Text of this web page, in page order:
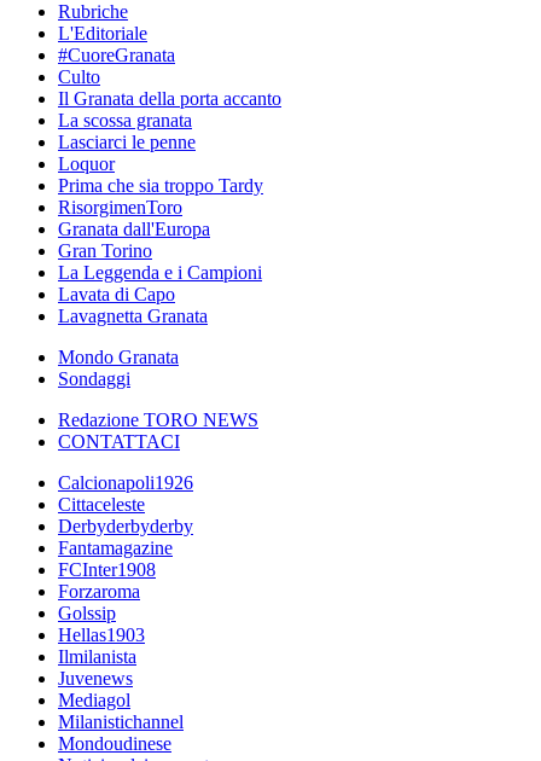
Rubriche
L'Editoriale
#CuoreGranata
Culto
Il Granata della porta accanto
La scossa granata
Lasciarci le penne
Loquor
Prima che sia troppo Tardy
RisorgimenToro
Granata dall'Europa
Gran Torino
La Leggenda e i Campioni
Lavata di Capo
Lavagnetta Granata
Mondo Granata
Sondaggi
Redazione TORO NEWS
CONTATTACI
Calcionapoli1926
Cittaceleste
Derbyderbyderby
Fantamagazine
FCInter1908
Forzaroma
Golssip
Hellas1903
Ilmilanista
Juvenews
Mediagol
Milanistichannel
Mondoudinese